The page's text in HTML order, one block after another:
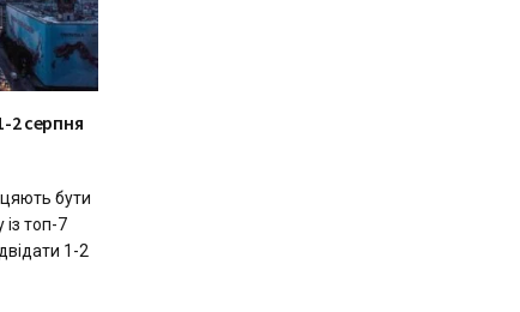
2 серпня
бути
топ-7
1-2